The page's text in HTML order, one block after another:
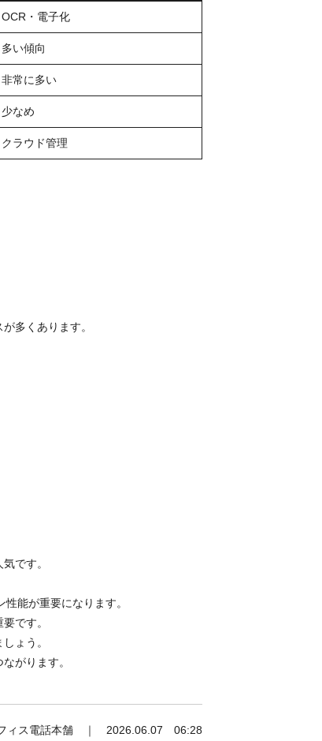
OCR・電子化
多い傾向
非常に多い
少なめ
クラウド管理
多くあります。
です。
能が重要になります。
です。
ょう。
がります。
ィス電話本舗 ｜ 2026.06.07 06:28